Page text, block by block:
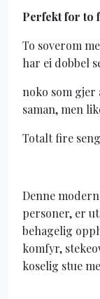
Perfekt for to
To soverom
har ei dobbel
noko som
saman, men
Totalt fire
Denne
personer, er
behagelig
komfyr,
koselig stue